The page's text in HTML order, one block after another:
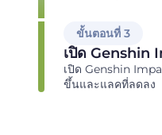
ขั้นตอนที่ 3
เปิด Genshin
เปิด Genshin
ขึ้นและแลคที่ลดลง